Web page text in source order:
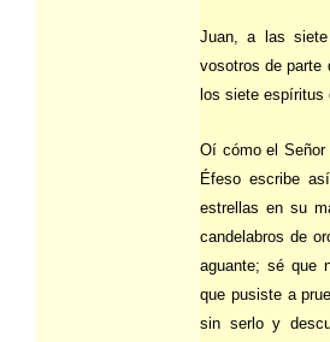
Juan, a las
vosotros de parte
los siete espíritus
Oí cómo el
Éfeso escribe
estrellas en su
candelabros de
aguante; sé que
que pusiste a
sin serlo y